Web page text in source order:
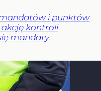
mandatów i punktów
akcję kontroli
mandaty.